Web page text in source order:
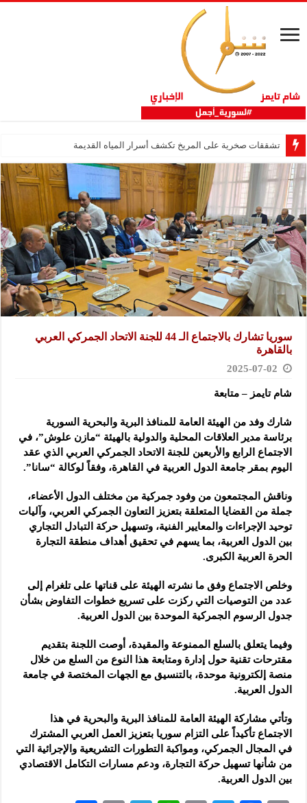
تشققات صخرية على المريخ تكشف أسرار المياه القديمة
سوريا تشارك بالاجتماع الـ 44 للجنة الاتحاد الجمركي العربي
بالقاهرة
2025-07-02
شام تايمز – متابعة
شارك وفد من الهيئة العامة للمنافذ البرية والبحرية السورية
برئاسة مدير العلاقات المحلية والدوليةبالهيئة “مازن علوش”، في
الاجتماع الرابع والأربعين للجنة الاتحاد الجمركي العربي الذي عقد
اليوم بمقر جامعة الدول العربية في القاهرة، وفقاً لوكالة “سانا”.
وناقش المجتمعون من وفود جمركية من مختلف الدول الأعضاء،
جملة من القضايا المتعلقة بتعزيز التعاون الجمركي العربي، وآليات
توحيد الإجراءات والمعايير الفنية، وتسهيل حركة التبادل التجاري
بين الدول العربية، بما يسهم في تحقيق أهداف منطقة التجارة
الحرة العربية الكبرى.
وخلص الاجتماع وفق ما نشرته الهيئة على قناتها على تلغرام إلى
عدد من التوصيات التي ركزت على تسريع خطوات التفاوض بشأن
جدول الرسوم الجمركية الموحدة بين الدول العربية.
وفيما يتعلق بالسلع الممنوعة والمقيدة، أوصت اللجنة بتقديم
مقترحات تقنية حول إدارة ومتابعة هذا النوع من السلع من خلال
منصة إلكترونية موحدة، بالتنسيق مع الجهات المختصة في جامعة
الدول العربية.
وتأتي مشاركة الهيئة العامة للمنافذ البرية والبحرية في هذا
الاجتماع تأكيداً على التزام سوريا بتعزيز العمل العربي المشترك
في المجال الجمركي، ومواكبة التطورات التشريعية والإجرائية التي
من شأنها تسهيل حركة التجارة، ودعم مسارات التكامل الاقتصادي
بين الدول العربية.